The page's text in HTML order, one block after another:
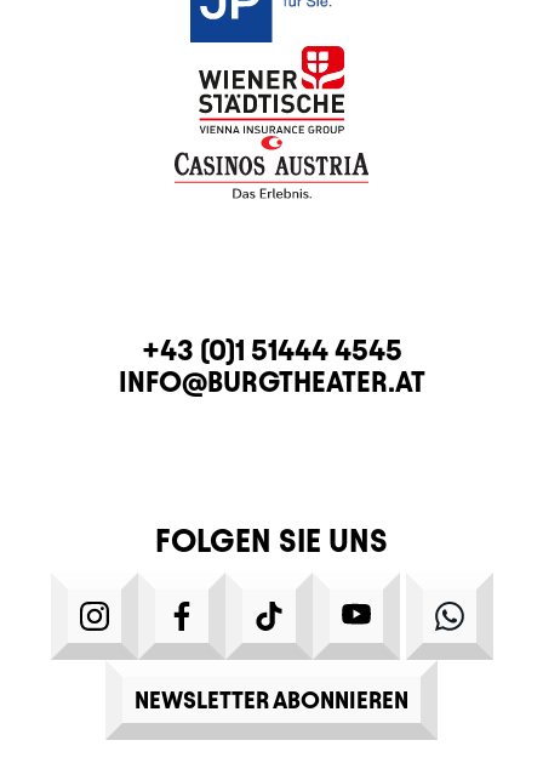
KONTAKTTELEFON
+43 (0)1 51444 4545
E-MAIL
INFO@BURGTHEATER.AT
FOLGEN SIE UNS
INSTAGRAMFACEBOOKTIKTOK YOUTUBE
NEWSLETTER ABONNIEREN